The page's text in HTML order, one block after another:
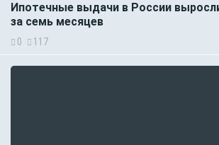
Ипотечные выдачи в России
за семь месяцев
0 117